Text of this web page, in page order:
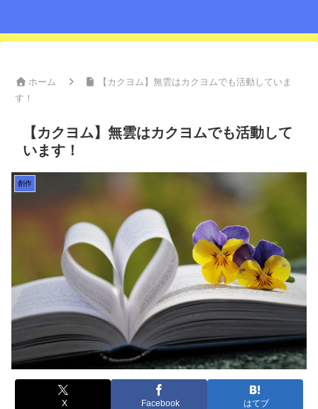
ホーム
【カクヨム】無雲はカクヨムでも活動していま
す！
【カクヨム】無雲はカクヨムでも活動して
います！
創作
X Facebook はてブ